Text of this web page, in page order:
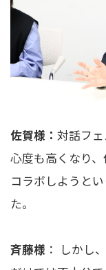
佐賀様： 対話フ
心度も高くなり
コラボしようと
た。
斉藤様 ： しかし